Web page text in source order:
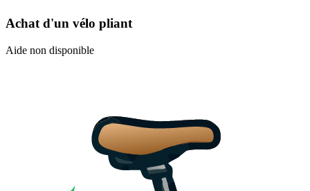
Achat d'un vélo pliant
Aide non disponible